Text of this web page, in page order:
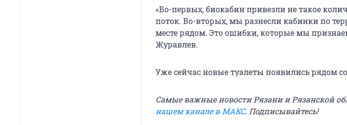
«Во-первых, биокабин привезли не такое
поток. Во-вторых, мы разнесли кабинки по
месте рядом. Это ошибки, которые мы
Журавлев.
Уже сейчас новые туалеты появились рядом
Самые важные новости Рязани и Рязанской
нашем канале в МАКС. Подписывайтесь!